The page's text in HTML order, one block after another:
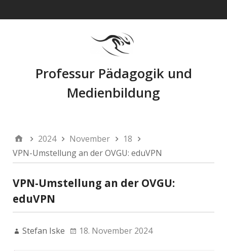
Professur Pädagogik und
Medienbildung
2024 November
18
VPN-Umstellung an der OVGU: eduVPN
VPN-Umstellung an der OVGU:
eduVPN
Stefan Iske 18. November 2024